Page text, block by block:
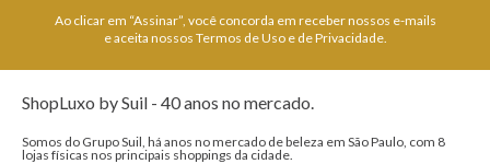
Ao clicar em “Assinar”, você concorda em receber nossos e-mails
e aceita nossos Termos de Uso e de Privacidade.
ShopLuxo by Suil - 40 anos no mercado.
Somos do Grupo Suil, há anos no mercado de beleza em São Paulo, com 8
lojas físicas nos principais shoppings da cidade.